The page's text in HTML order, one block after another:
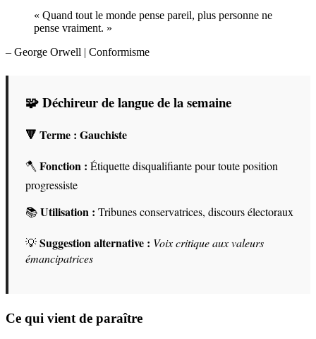
« Quand tout le monde pense pareil, plus personne ne
pense vraiment. »
– George Orwell | Conformisme
🧩 Déchireur de langue de la semaine
🔻 Terme : Gauchiste
🪓 Fonction : Étiquette disqualifiante pour toute position
progressiste
📚Utilisation : Tribunes conservatrices, discours électoraux
💡Suggestion alternative : Voix critique aux valeurs
émancipatrices
Ce qui vient de paraître